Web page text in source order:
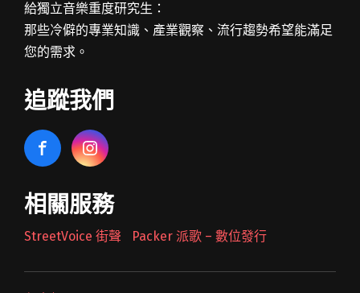
給獨立音樂重度研究生：
那些冷僻的專業知識、產業觀察、流行趨勢希望能滿足
您的需求。
追蹤我們
相關服務
StreetVoice 街聲 Packer 派歌 – 數位發行